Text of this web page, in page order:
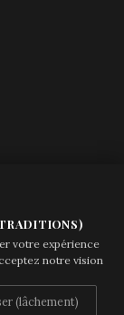
votre expérience
notre vision
(lâchement)